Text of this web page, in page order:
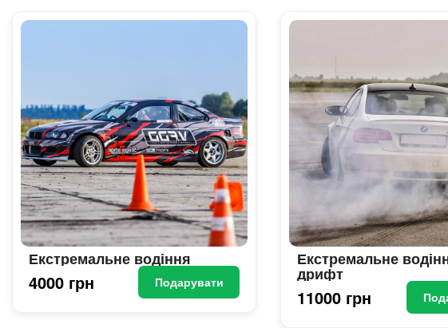
Екстремальне водіння
4000 грн Подарувати
Екстремальне
дрифт
11000 грн